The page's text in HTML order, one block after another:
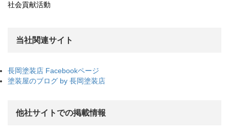
社会貢献活動
当社関連サイト
長岡塗装店 Facebookページ
塗装屋のブログ by 長岡塗装店
他社サイトでの掲載情報